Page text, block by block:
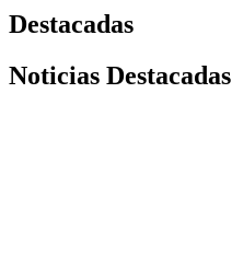
Destacadas
Noticias Destacadas